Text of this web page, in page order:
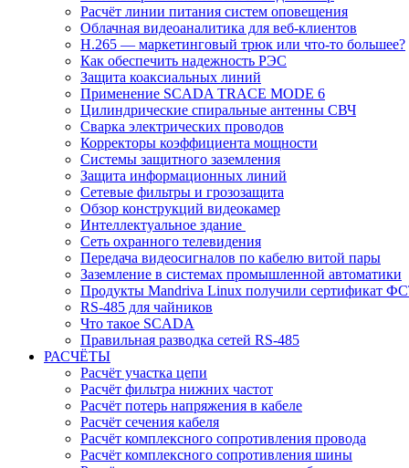
Расчёт линии питания систем оповещения
Облачная видеоаналитика для веб-клиентов
H.265 — маркетинговый трюк или что-то большее?
Как обеспечить надежность РЭС
Защита коаксиальных линий
Применение SCADA TRACE MODE 6
Цилиндрические спиральные антенны СВЧ
Сварка электрических проводов
Корректоры коэффициента мощности
Системы защитного заземления
Защита информационных линий
Сетевые фильтры и грозозащита
Обзор конструкций видеокамер
Интеллектуальное здание
Cеть охранного телевидения
Передача видеосигналов по кабелю витой пары
Заземление в системах промышленной автоматики
Продукты Mandriva Linux получили сертификат
RS-485 для чайников
Что такое SCADA
Правильная разводка сетей RS-485
РАСЧЁТЫ
Расчёт участка цепи
Расчёт фильтра нижних частот
Расчёт потерь напряжения в кабеле
Расчёт сечения кабеля
Расчёт комплексного сопротивления провода
Расчёт комплексного сопротивления шины